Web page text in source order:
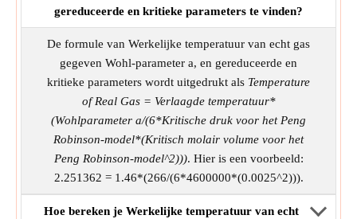
gereduceerde en kritieke parameters te vinden?
De formule van Werkelijke temperatuur van echt gas
gegeven Wohl-parameter a, en gereduceerde en
kritieke parameters wordt uitgedrukt als Temperature
of Real Gas = Verlaagde temperatuur*
(Wohlparameter a/(6*Kritische druk voor het Peng
Robinson-model*(Kritisch molair volume voor het
Peng Robinson-model^2))). Hier is een voorbeeld:
2.251362 = 1.46*(266/(6*4600000*(0.0025^2))).
Hoe bereken je Werkelijke temperatuur van echt